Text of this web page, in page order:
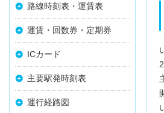
路線時刻表・運賃表
運賃・回数券・定期券
ICカード
主要駅発時刻表
運行経路図